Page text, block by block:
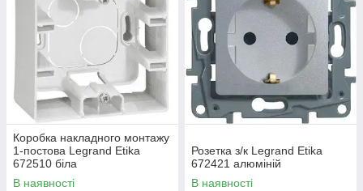
Коробка накладного монтажу
1-постова Legrand Etika
672510 біла
В наявності
Розетка з/к Legrand Etika
672421 алюміній
В наявності